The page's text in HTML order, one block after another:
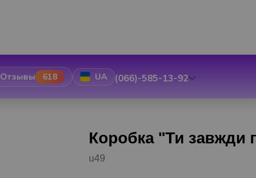
Отзывы 618 UA (066)-585-13-92
Коробка "Ти завжди
u49